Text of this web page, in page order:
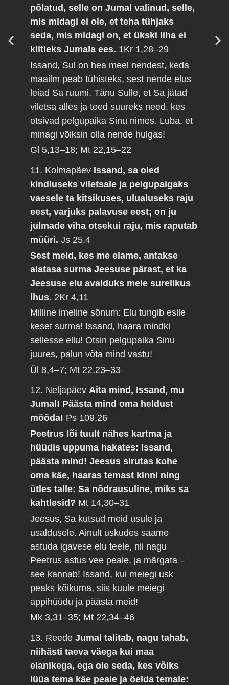
põlatud, selle on Jumal valinud, selle,
mis midagi ei ole, et teha tühjaks
seda, mis midagi on, et ükski liha ei
kiitleks Jumala ees. 1Kr 1,28–29
Issand, Sul on hea meel nendest, keda
maailm peab tühisteks, sest nende elus
leiad Sa ruumi. Tänu Sulle, et Sa jätad
viletsa alles ja teed suureks need, kes
otsivad pelgupaika Sinu nimes. Luba, et
minagi võiksin olla nende hulgas!
Gl 5,13–18; Mt 22,15–22
11. Kolmapäev Issand, sa oled
kindluseks viletsale ja pelgupaigaks
vaesele ta kitsikuses, ulualuseks raju
eest, varjuks palavuse eest; on ju
julmade viha otsekui raju, mis raputab
müüri.Js 25,4
Sest meid, kes me elame, antakse
alatasa surma Jeesuse pärast, et ka
Jeesuse elu avalduks meie surelikus
ihus. 2Kr 4,11
Milline imeline sõnum: Elu tungib esile
keset surma! Issand, haara mindki
sellesse ellu! Otsin pelgupaika Sinu
juures, palun võta mind vastu!
Ül 8,4–7; Mt 22,23–33
12. NeljapäevAita mind, Issand, mu
Jumal! Päästa mind oma heldust
mööda! Ps 109,26
Peetrus lõi tuult nähes kartma ja
hüüdis uppuma hakates: Issand,
päästa mind! Jeesus sirutas kohe
oma käe, haaras temast kinni ning
ütles talle: Sa nõdrausuline, miks sa
kahtlesid? Mt 14,30–31
Jeesus, Sa kutsud meid usule ja
usaldusele. Ainult uskudes saame
astuda igavese elu teele, nii nagu
Peetrus astus vee peale, ja märgata –
see kannab! Issand, kui meiegi usk
peaks kõikuma, siis kuule meiegi
appihüüdu ja päästa meid!
Mk 3,31–35; Mt 22,34–46
13. ReedeJumal talitab, nagu tahab,
niihästi taeva väega kui maa
elanikega, ega ole seda, kes võiks
lüüa tema käe peale ja öelda temale: